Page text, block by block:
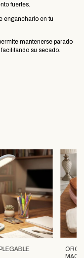
fuertes.
engancharlo en tu
mantenerse parado
su secado.